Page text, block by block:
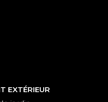
EXTÉRIEUR